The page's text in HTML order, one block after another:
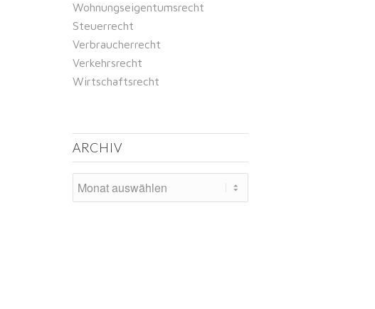
Wohnungseigentumsrecht
Steuerrecht
Verbraucherrecht
Verkehrsrecht
Wirtschaftsrecht
ARCHIV